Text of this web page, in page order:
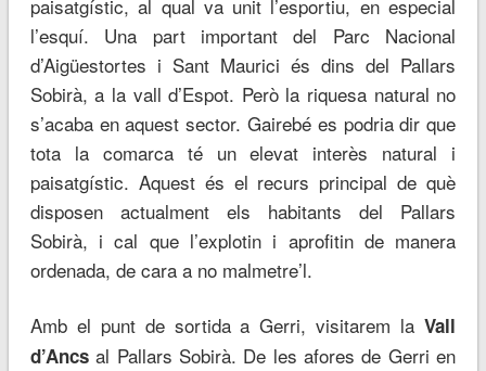
paisatgístic, al qual va unit l’esportiu, en especial
l’esquí. Una part important del Parc Nacional
d’Aigüestortes i Sant Maurici és dins del Pallars
Sobirà, a la vall d’Espot. Però la riquesa natural no
s’acaba en aquest sector. Gairebé es podria dir que
tota la comarca té un elevat interès natural i
paisatgístic. Aquest és el recurs principal de què
disposen actualment els habitants del Pallars
Sobirà, i cal que l’explotin i aprofitin de manera
ordenada, de cara a no malmetre’l.
Amb el punt de sortida a Gerri, visitarem laVall
d’Ancsal Pallars Sobirà. De les afores de Gerri en